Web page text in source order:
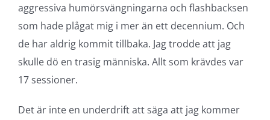
aggressiva humörsvängningarna och flashbacksen
som hade plågat mig i mer än ett decennium. Och
de har aldrig kommit tillbaka. Jag trodde att jag
skulle dö en trasig människa. Allt som krävdes var
17 sessioner.
Det är inte en underdrift att säga att jag kommer